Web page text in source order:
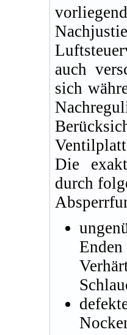
auch
sich
Die
durch